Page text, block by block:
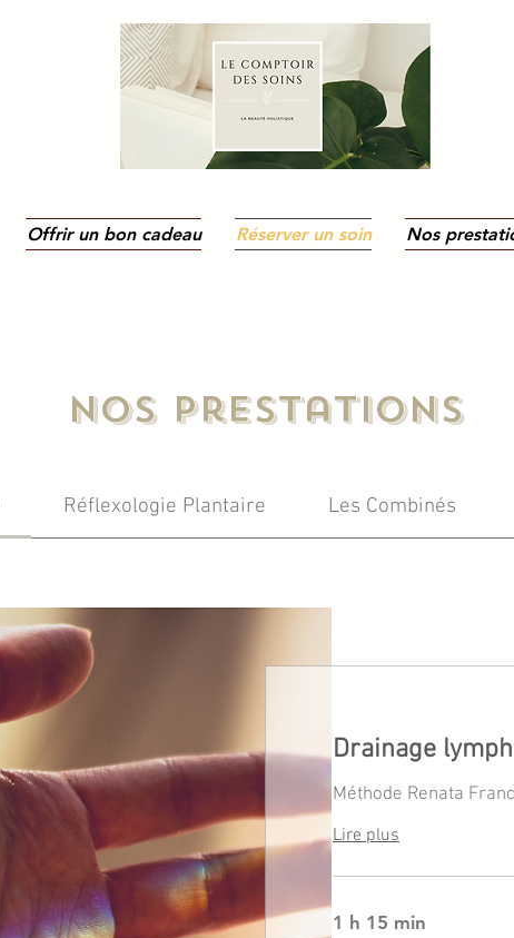
Offrir un bon cadeau Réserver un soin Nos
Nos prestations
Réflexologie Plantaire Les Combinés
Drainage
Méthode Renata
Lire plus
1 h 15 min